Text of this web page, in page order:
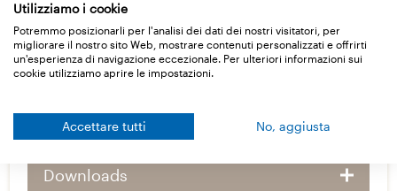
Dati di base
Dati tecnici
Downloads
Utilizziamo i cookie
Potremmo posizionarli per l'analisi dei dati dei nostri visitatori, per
migliorare il nostro sito Web, mostrare contenuti personalizzati e offrirti
un'esperienza di navigazione eccezionale. Per ulteriori informazioni sui
cookie utilizziamo aprire le impostazioni.
Accettare tutti No, aggiusta